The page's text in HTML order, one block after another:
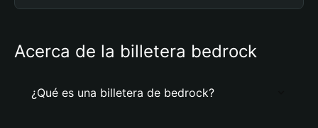
Acerca de la billetera bedrock
¿Qué es una billetera de bedrock?